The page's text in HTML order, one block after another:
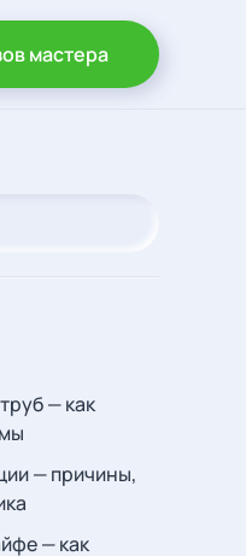
мастера
— как
— причины,
— как